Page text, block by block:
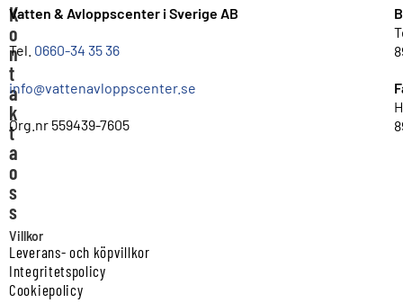
K
o
n
t
a
k
t
a
o
s
s
Vatten & Avloppscenter i Sverige AB
Tel. 0660-34 35 36
info@vattenavloppscenter.se
Org.nr 559439-7605
Villkor
Leverans- och köpvillkor
Integritetspolicy
Cookiepolicy